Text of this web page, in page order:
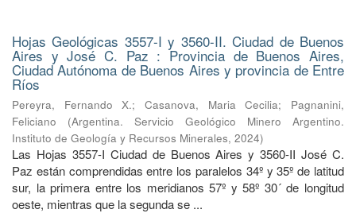
Hojas Geológicas 3557-I y 3560-II. Ciudad de Buenos
Aires y José C. Paz : Provincia de Buenos Aires,
Ciudad Autónoma de Buenos Aires y provincia de Entre
Ríos
Pereyra, Fernando X.;Casanova, Maria Cecilia; Pagnanini,
Feliciano
(Argentina. Servicio Geológico Minero Argentino.
Instituto de Geología y Recursos Minerales, 2024)
Las Hojas 3557-I Ciudad de Buenos Aires y 3560-II José C.
Paz están comprendidas entre los paralelos 34º y 35º de latitud
sur, la primera entre los meridianos 57º y 58º 30´ de longitud
oeste, mientras que la segunda se ...